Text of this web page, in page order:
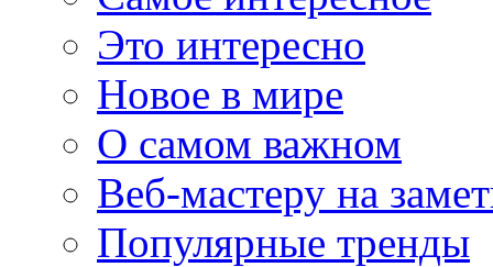
Это интересно
Новое в мире
О самом важном
Веб-мастеру на
Популярные тренды